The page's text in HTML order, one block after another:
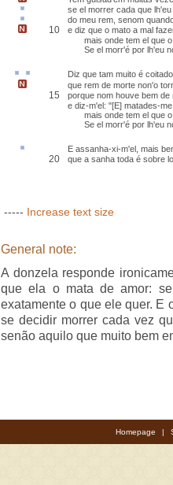
se el morrer cada que
do meu rem , senom
10 e diz que o mato a mal
mais onde tem el que o
Se el morr'é por lh'eu
Diz que tam muito é coitado
que rem de morte non'o
15
porque nom houve bem de
e diz-m'el: "[E] matades-
mais onde tem el que o
Se el morr'é por lh'eu
E assanha-xi-m'el, mais
20 que a sanha toda é sobre
----- Increase text size
General note:
A donzela responde
que ela o mata de amor:
exatamente o que ele quer. E
se decidir morrer cada vez
senão aquilo que muito bem
Homepage |